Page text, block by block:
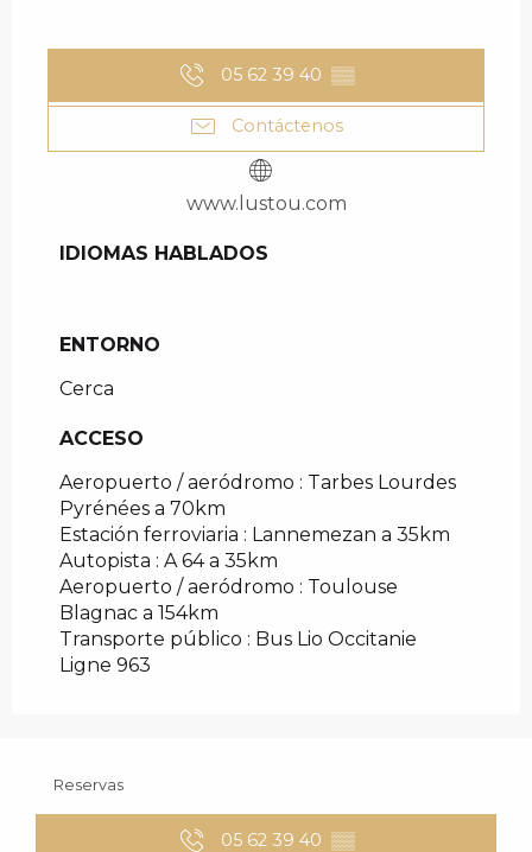
05 62 39 40 ▒▒
Contáctenos
www.lustou.com
IDIOMAS HABLADOS
IDIOMAS HABLADOS
ENTORNO
ENTORNO
Cerca
ACCESO
ACCESO
Aeropuerto / aeródromo : Tarbes Lourdes
Pyrénées a 70km
Estación ferroviaria : Lannemezan a 35km
Autopista : A 64 a 35km
Aeropuerto / aeródromo : Toulouse
Blagnac a 154km
Transporte público : Bus Lio Occitanie
Ligne 963
Reservas
05 62 39 40 ▒▒